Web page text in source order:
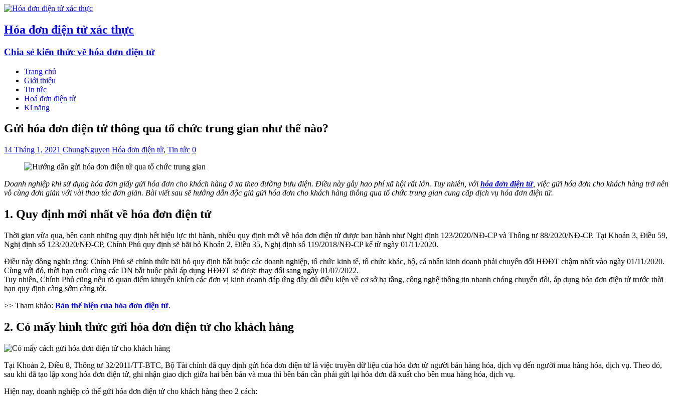
Hóa đơn điện tử xác thực
Chia sẻ kiến thức về hóa đơn điện tử
Trang chủ
Giới thiệu
Tin tức
Hoá đơn điện tử
Kĩ năng
Gửi hóa đơn điện tử thông qua tổ chức trung gian như thế nào?
14 Tháng 1, 2021 ChungNguyen Hóa đơn điện tử, Tin tức 0
Doanh nghiệp khi sử dụng hóa đơn giấy gửi hóa đơn cho khách hàng ở xa theo đường bưu điện. Điều này gây hao phí xã hội rất lớn. Tuy nhiên, với hóa đơn điện tử, việc gửi hóa đơn cho khách hàng trở nên
vô cùng đơn giản với vài thao tác đơn giản. Bài viết sau sẽ hướng dẫn độc giả gửi hóa đơn cho khách hàng thông qua tổ chức trung gian cung cấp dịch vụ hóa đơn điện tử.
1. Quy định mới nhất về hóa đơn điện tử
Thời gian vừa qua, bên cạnh những quy định hết hiệu lực thi hành, nhiều quy định mới về hóa đơn điện tử được ban hành như Nghị định 123/2020/NĐ-CP và Thông tư 88/2020/NĐ-CP. Tại Khoản 3, Điều 59,
Nghị định số 123/2020/NĐ-CP, Chính Phủ quy định sẽ bãi bỏ Khoản 2, Điều 35, Nghị định số 119/2018/NĐ-CP kể từ ngày 01/11/2020.
Điều này đồng nghĩa rằng: Chính Phủ sẽ chính thức bãi bỏ quy định bắt buộc các doanh nghiệp, tổ chức kinh tế, tổ chức khác, hộ, cá nhân kinh doanh phải chuyển đổi HĐĐT chậm nhất vào ngày 01/11/2020.
Cùng với đó, thời hạn cuối cùng các DN bắt buộc phải áp dụng HĐĐT sẽ được thay đổi sang ngày 01/07/2022.
Tuy nhiên, Chính Phủ cũng nêu rõ quan điểm khuyến khích các đơn vị kinh doanh đáp ứng đầy đủ điều kiện về cơ sở hạ tầng, công nghệ thông tin nhanh chóng chuyển đổi, áp dụng hóa đơn điện tử trước thời
hạn quy định càng sớm càng tốt.
>> Tham khảo: Bản thể hiện của hóa đơn điện tử.
2. Có mấy hình thức gửi hóa đơn điện tử cho khách hàng
Tại Khoản 2, Điều 8, Thông tư 32/2011/TT-BTC, Bộ Tài chính đã quy định gửi hóa đơn điện tử là việc truyền dữ liệu của hóa đơn từ người bán hàng hóa, dịch vụ đến người mua hàng hóa, dịch vụ. Theo đó,
sau khi đã tạo lập xong hóa đơn điện tử, ghi nhận giao dịch giữa hai bên bán và mua thì bên bán cần phải gửi lại hóa đơn đã xuất cho bên mua hàng hóa, dịch vụ.
Hiện nay, doanh nghiệp có thể gửi hóa đơn điện tử cho khách hàng theo 2 cách: